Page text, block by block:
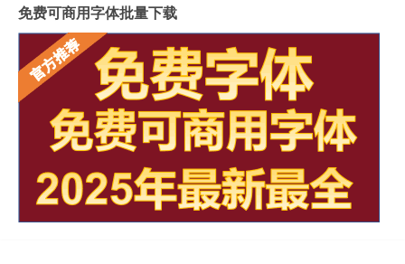
免费可商用字体批量下载